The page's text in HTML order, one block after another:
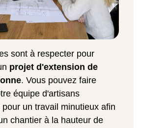
sont à respecter pour
projet d'extension de
. Vous pouvez faire
équipe d'artisans
un travail minutieux afin
chantier à la hauteur de